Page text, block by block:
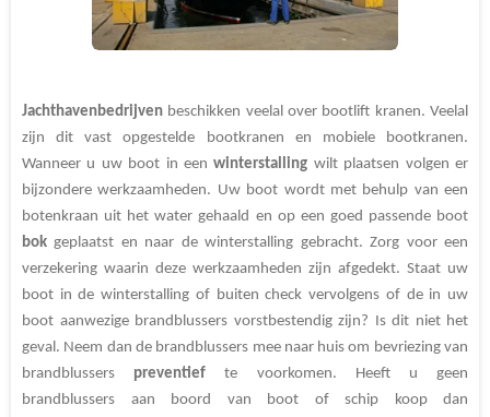
Jachthavenbedrijven beschikken veelal over bootlift kranen. Veelal
zijn dit vast opgestelde bootkranen en mobiele bootkranen.
Wanneer u uw boot in eenwinterstalling wilt plaatsen volgen er
bijzondere werkzaamheden. Uw boot wordt met behulp van een
botenkraan uit het water gehaald en op een goed passende boot
bok geplaatst en naar de winterstalling gebracht. Zorg voor een
verzekering waarin deze werkzaamheden zijn afgedekt. Staat uw
boot in de winterstalling of buiten check vervolgens of de in uw
boot aanwezige brandblussers vorstbestendig zijn? Is dit niet het
geval. Neem dan de brandblussers mee naar huis om bevriezing van
brandblussers preventief te voorkomen. Heeft u geen
brandblussers aan boord van boot of schip koop dan